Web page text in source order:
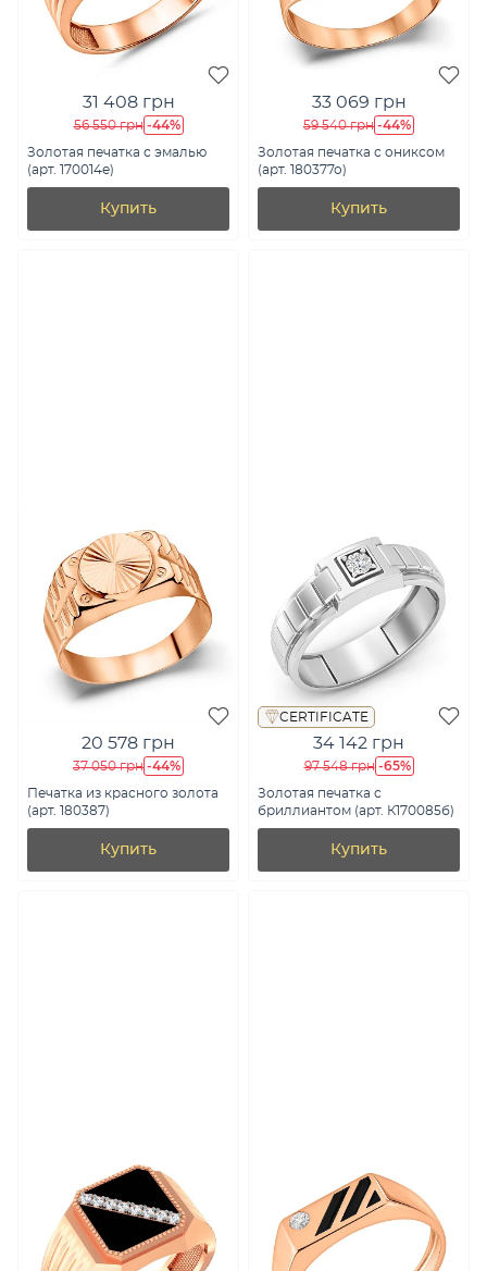
31 408 грн
56 550 грн -44%
Золотая печатка с эмалью
(арт. 170014е)
Купить
33 069 грн
59 540 грн -44%
Золотая печатка с ониксом
(арт. 180377о)
Купить
20 578 грн
37 050 грн -44%
Печатка из красного золота
(арт. 180387)
Купить
CERTIFICATE
34 142 грн
97 548 грн -65%
Золотая печатка с
бриллиантом (арт. К170085б)
Купить